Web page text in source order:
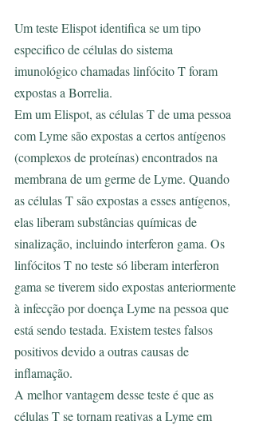
Um teste Elispot identifica se um tipo
especifico de células do sistema
imunológico chamadas linfócito T foram
expostas a Borrelia.
Em um Elispot, as células T de uma pessoa
com Lyme são expostas a certos antígenos
(complexos de proteínas) encontrados na
membrana de um germe de Lyme. Quando
as células T são expostas a esses antígenos,
elas liberam substâncias químicas de
sinalização, incluindo interferon gama. Os
linfócitos T no teste só liberam interferon
gama se tiverem sido expostas anteriormente
à infecção por doença Lyme na pessoa que
está sendo testada. Existem testes falsos
positivos devido a outras causas de
inflamação.
A melhor vantagem desse teste é que as
células T se tornam reativas a Lyme em